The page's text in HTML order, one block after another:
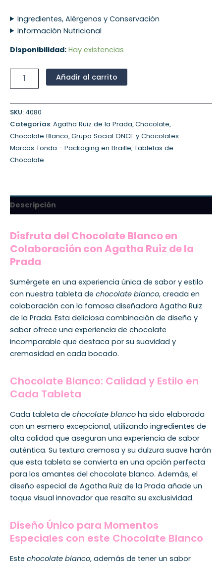
Ingredientes, Alérgenos y Conservación
Información Nutricional
Disponibilidad: Hay existencias
Añadir al carrito
SKU:4080
Categorías:Agatha Ruiz de la Prada,Chocolate,
Chocolate Blanco,Grupo Social ONCE y Chocolates
Marcos Tonda - Packaging en Braille,Tabletas de
Chocolate
Descripción
Disfruta del Chocolate Blanco en
Colaboración con Agatha Ruiz de la
Prada
Sumérgete en una experiencia única de sabor y estilo
con nuestra tableta de chocolate blanco, creada en
colaboración con la famosa diseñadora Agatha Ruiz
de la Prada. Esta deliciosa combinación de diseño y
sabor ofrece una experiencia de chocolate
incomparable que destaca por su suavidad y
cremosidad en cada bocado.
Chocolate Blanco: Calidad y Estilo en
Cada Tableta
Cada tableta de chocolate blanco ha sido elaborada
con un esmero excepcional, utilizando ingredientes de
alta calidad que aseguran una experiencia de sabor
auténtica. Su textura cremosa y su dulzura suave harán
que esta tableta se convierta en una opción perfecta
para los amantes del chocolate blanco. Además, el
diseño especial de Agatha Ruiz de la Prada añade un
toque visual innovador que resalta su exclusividad.
Diseño Único para Momentos
Especiales con este Chocolate Blanco
Este chocolate blanco, además de tener un sabor